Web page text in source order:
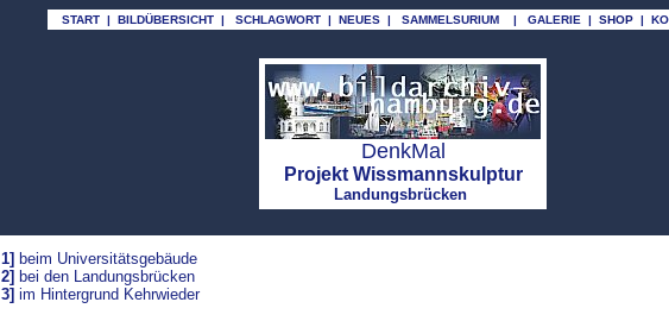
START | BILDÜBERSICHT | SCHLAGWORT | NEUES | SAMMELSURIUM | GALERIE | SHOP |
DenkMal
Projekt Wissmannskulptur
Landungsbrücken
1] beim Universitätsgebäude
2] bei den Landungsbrücken
3] im Hintergrund Kehrwieder